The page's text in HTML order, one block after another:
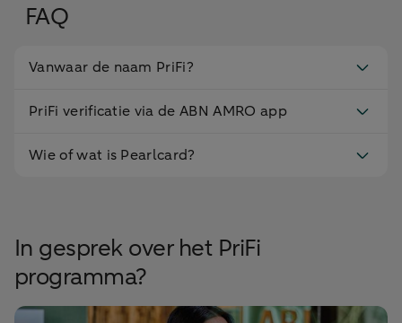
FAQ
Vanwaar de naam PriFi?
PriFi verificatie via de ABN AMRO app
Wie of wat is Pearlcard?
In gesprek over het PriFi
programma?